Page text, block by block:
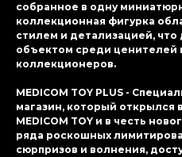
собранное в одну
коллекционная фигурка
стилем и детализацией,
объектом среди ценителей
коллекционеров.
MEDICOM TOY PLUS -
магазин, который открылся
MEDICOM TOY и в честь
ряда роскошных
cюрпризов и волнения,